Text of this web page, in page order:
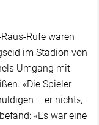
Rufe waren
im Stadion von
Umgang mit
«Die Spieler
– er nicht»,
«Es war eine